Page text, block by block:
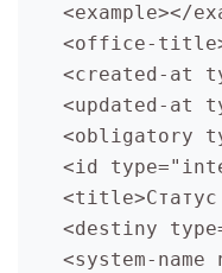
<example></
<office-
<created-at
<updated-at
<obligatory
<id
<title>Статус
<destiny
<system-name